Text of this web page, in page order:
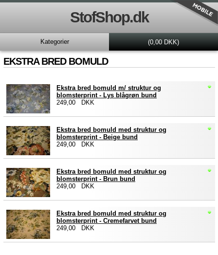
StofShop.dk
Kategorier (0,00 DKK)
EKSTRA BRED BOMULD
Ekstra bred bomuld m/ struktur og
blomsterprint - Lys blågrøn bund
249,00 DKK
Ekstra bred bomuld med struktur og
blomsterprint - Beige bund
249,00 DKK
Ekstra bred bomuld med struktur og
blomsterprint - Brun bund
249,00 DKK
Ekstra bred bomuld med struktur og
blomsterprint - Cremefarvet bund
249,00 DKK